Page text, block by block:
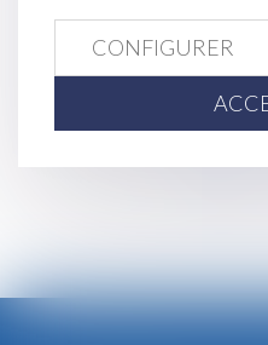
d’un salarié
Cadeaux et bons
d’exonération
<< < ... 140 141
CONFIGURER